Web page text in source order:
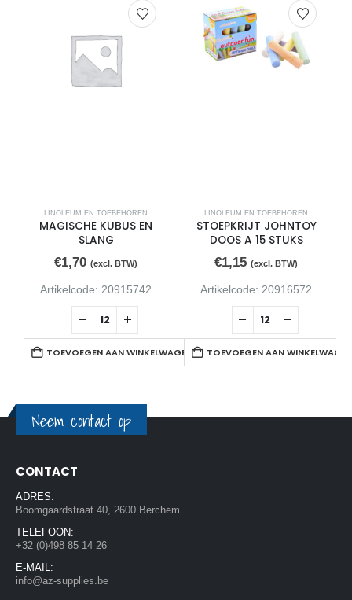
LINOLEUM EN TOEBEHOREN
MAGISCHE KUBUS EN
SLANG
€1,70 (excl. BTW)
Artikelcode: 20915742
TOEVOEGEN AAN WINKELWAGEN
LINOLEUM EN TOEBEHOREN
STOEPKRIJT JOHNTOY
DOOS A 15 STUKS
€1,15 (excl. BTW)
Artikelcode: 20916572
TOEVOEGEN AAN
Neem contact op
CONTACT
ADRES:
Boomgaardstraat 40, 2600 Berchem
TELEFOON:
+32 (0)498 85 14 26
E-MAIL:
info@az-supplies.be